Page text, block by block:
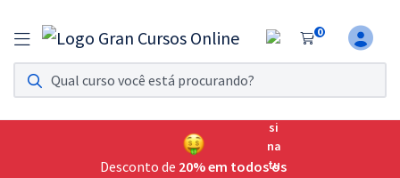
0
Assinatura Ilimitada 11
Acesso a todos os cursos. Teste grátis por 7 dias!
Assinatura OAB Até Passar
Acesso ilimitado a toda preparação para o Exame da
Desconto de 20% em todos os